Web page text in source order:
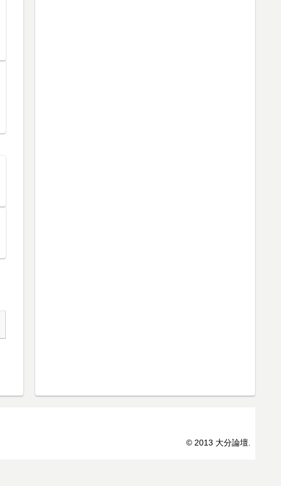
© 2013 大分論壇.